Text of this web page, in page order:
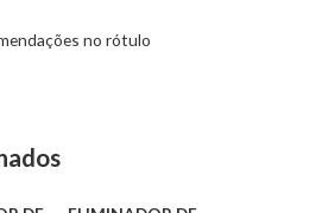
no rótulo